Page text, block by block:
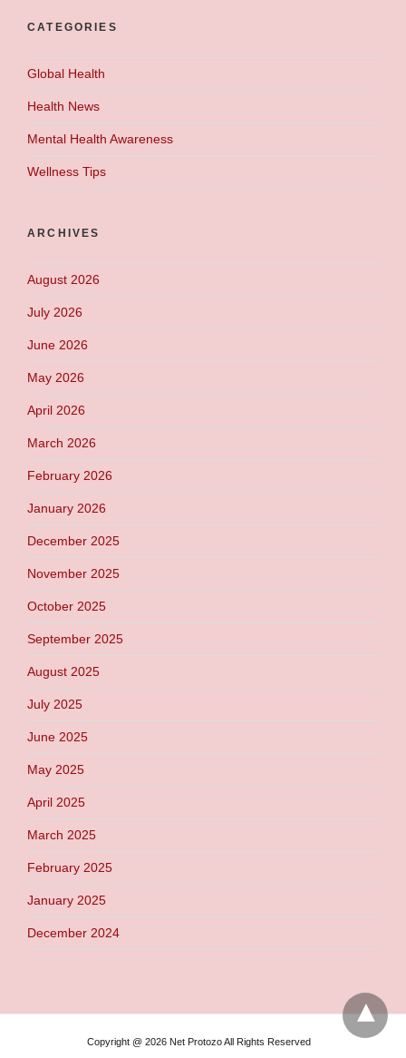
CATEGORIES
Global Health
Health News
Mental Health Awareness
Wellness Tips
ARCHIVES
August 2026
July 2026
June 2026
May 2026
April 2026
March 2026
February 2026
January 2026
December 2025
November 2025
October 2025
September 2025
August 2025
July 2025
June 2025
May 2025
April 2025
March 2025
February 2025
January 2025
December 2024
Copyright @ 2026 Net Protozo All Rights Reserved